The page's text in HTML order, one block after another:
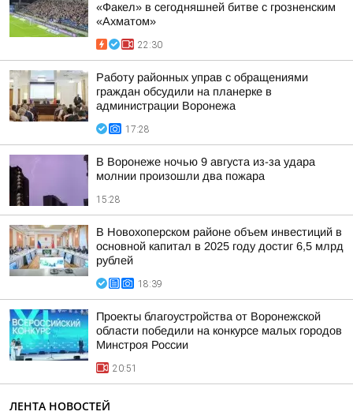
«Факел» в сегодняшней битве с грозненским
«Ахматом»
22:30
Работу районных управ с обращениями
граждан обсудили на планерке в
администрации Воронежа
17:28
В Воронеже ночью 9 августа из-за удара
молнии произошли два пожара
15:28
В Новохоперском районе объем инвестиций в
основной капитал в 2025 году достиг 6,5 млрд
рублей
18:39
Проекты благоустройства от Воронежской
области победили на конкурсе малых городов
Минстроя России
20:51
ЛЕНТА НОВОСТЕЙ